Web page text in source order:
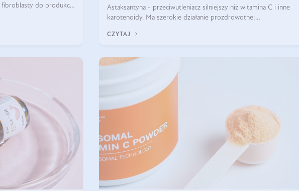
Astaksantyna - przeciwutleniacz silniejszy niż witamina C i inne
karotenoidy. Ma szerokie działanie prozdrowotne:
CZYTAJ